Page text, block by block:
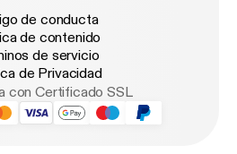
de conducta
de contenido
de servicio
de Privacidad
con Certificado SSL